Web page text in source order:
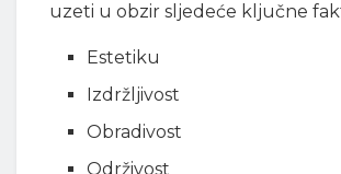
uzeti u obzir sljedeće ključne
Estetiku
Izdržljivost
Obradivost
Održivost